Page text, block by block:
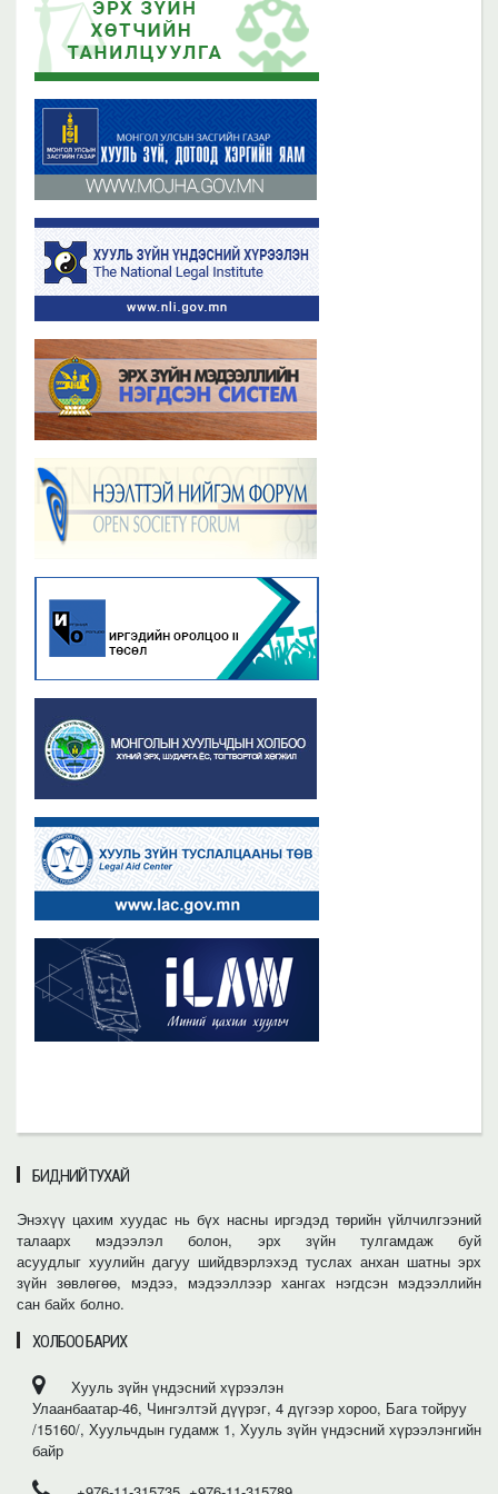
байршсан сургалтын жагсаалттай танилцана уу
2023 оны 11 сарын 02
Бүх мэдээ
Эрх зүйн хөтөч бэлтгэх сургалтын хөтөлбөр
2019 оны 06 сарын 21
БИДНИЙ ТУХАЙ
Энэхүү цахим хуудас нь бүх насны иргэдэд төрийн үйлчилгээний
талаарх мэдээлэл болон, эрх зүйн тулгамдаж буй
асуудлыг хуулийн дагуу шийдвэрлэхэд туслах анхан шатны эрх
зүйн зөвлөгөө, мэдээ, мэдээллээр хангах нэгдсэн мэдээллийн
сан байх болно.
ХОЛБОО БАРИХ
Хууль зүйн үндэсний хүрээлэн
Улаанбаатар-46, Чингэлтэй дүүрэг, 4 дүгээр хороо, Бага тойруу
/15160/, Хуульчдын гудамж 1, Хууль зүйн үндэсний хүрээлэнгийн
байр